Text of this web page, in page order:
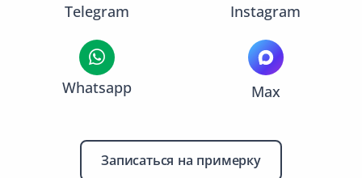
Telegram Instagram
Whatsapp Max
Записаться на примерку